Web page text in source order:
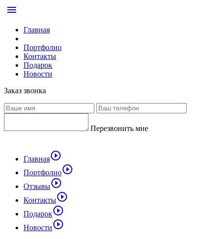
menu
Главная
Портфолио
Контакты
Подарок
Новости
Заказ звонка
Перезвонить мне
Главнаяplay_circle_outline
Портфолиоplay_circle_outline
Отзывыplay_circle_outline
Контактыplay_circle_outline
Подарокplay_circle_outline
Новостиplay_circle_outline